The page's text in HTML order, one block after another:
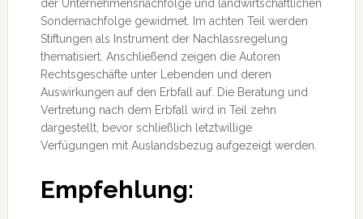
der Unternehmensnachfolge und landwirtschaftlichen
Sondernachfolge gewidmet. Im achten Teil werden
Stiftungen als Instrument der Nachlassregelung
thematisiert. Anschließend zeigen die Autoren
Rechtsgeschäfte unter Lebenden und deren
Auswirkungen auf den Erbfall auf. Die Beratung und
Vertretung nach dem Erbfall wird in Teil zehn
dargestellt, bevor schließlich letztwillige
Verfügungen mit Auslandsbezug aufgezeigt werden.
Empfehlung: